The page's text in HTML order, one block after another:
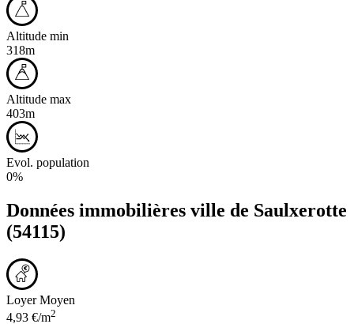
Altitude min
318m
Altitude max
403m
Evol. population
0%
Données immobilières ville de Saulxerotte
(54115)
Loyer Moyen
4,93 €/m2